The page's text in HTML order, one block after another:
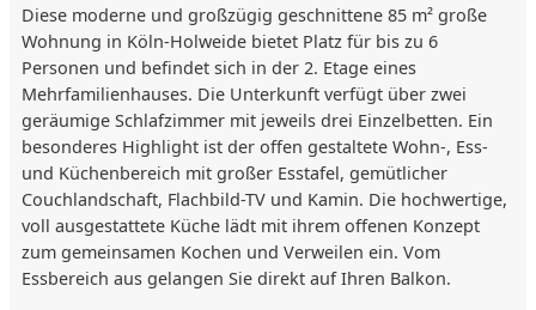
Diese moderne und großzügig geschnittene 85 m² große
Wohnung in Köln-Holweide bietet Platz für bis zu 6
Personen und befindet sich in der 2. Etage eines
Mehrfamilienhauses. Die Unterkunft verfügt über zwei
geräumige Schlafzimmer mit jeweils drei Einzelbetten. Ein
besonderes Highlight ist der offen gestaltete Wohn-, Ess-
und Küchenbereich mit großer Esstafel, gemütlicher
Couchlandschaft, Flachbild-TV und Kamin. Die hochwertige,
voll ausgestattete Küche lädt mit ihrem offenen Konzept
zum gemeinsamen Kochen und Verweilen ein. Vom
Essbereich aus gelangen Sie direkt auf Ihren Balkon.